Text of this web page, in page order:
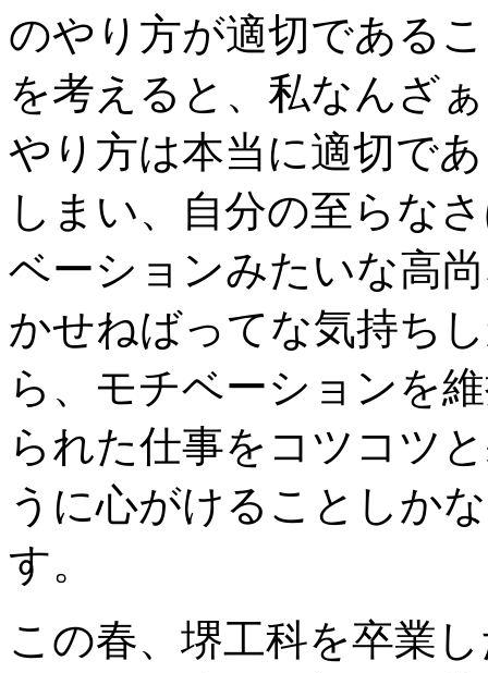
のやり方が適切である
を考えると、私なんざ
やり方は本当に適切で
しまい、自分の至らな
ベーションみたいな高
かせねばってな気持ち
ら、モチベーションを
られた仕事をコツコツ
うに心がけることしか
す。
この春、堺工科を卒業